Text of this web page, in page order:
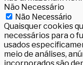
Não Necessário
Não Necessário
Quaisquer cookies
necessários para o
usados
meio de análises,